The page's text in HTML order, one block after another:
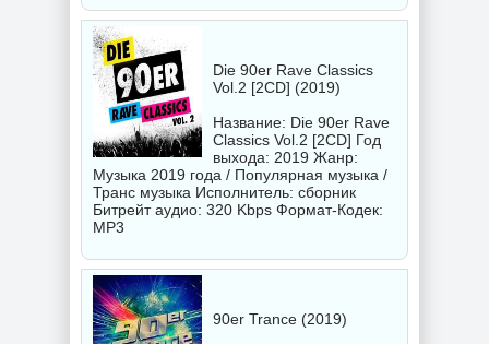
Die 90er Rave Classics
Vol.2 [2CD] (2019)
Название: Die 90er Rave
Classics Vol.2 [2CD] Год
выхода: 2019 Жанр:
Музыка 2019 года / Популярная музыка /
Транс музыка Исполнитель: сборник
Битрейт аудио: 320 Kbps Формат-Кодек:
MP3
90er Trance (2019)